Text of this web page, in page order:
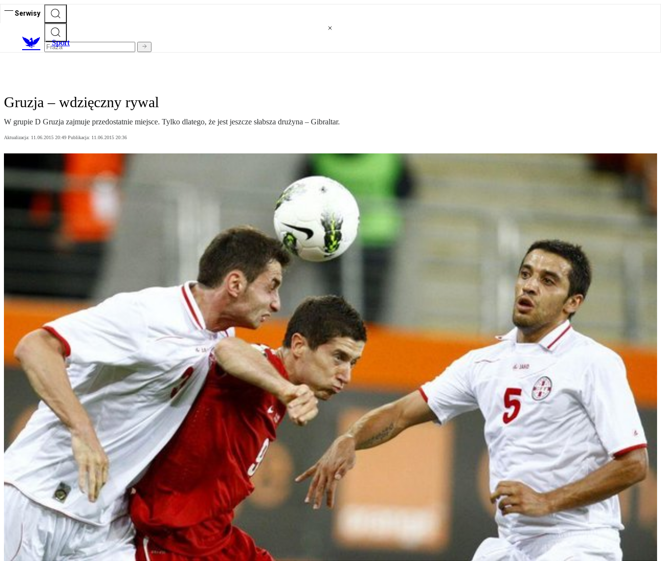
Serwisy
Sport
Gruzja – wdzięczny rywal
W grupie D Gruzja zajmuje przedostatnie miejsce. Tylko dlatego, że jest jeszcze słabsza drużyna – Gibraltar.
Aktualizacja: 11.06.2015 20:49 Publikacja: 11.06.2015 20:36